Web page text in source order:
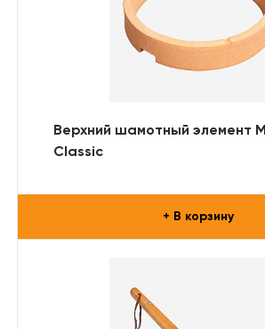
Верхний шамотный элемент
Classic
+ В корзину